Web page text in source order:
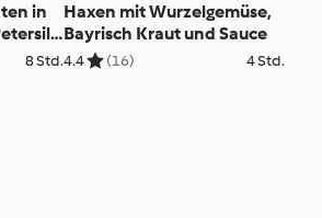
in
8 Std.
Haxen mit Wurzelgemüse,
Bayrisch Kraut und Sauce
4.4 (16) 4 Std.